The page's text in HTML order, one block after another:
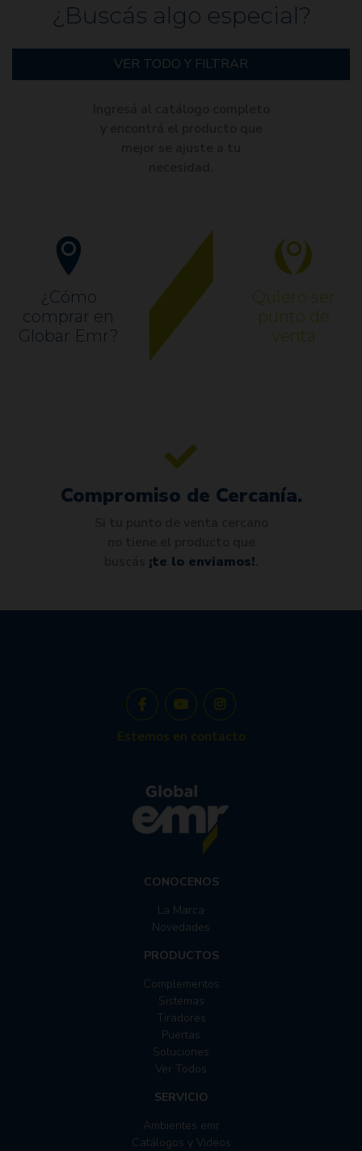
¿Buscás algo especial?
VER TODO Y FILTRAR
¿Cómo
comprar en
Globar Emr?
Quiero ser
punto de
venta
Compromiso de Cercanía.
¡te lo enviamos!
CONOCENOS
La Marca
Novedades
PRODUCTOS
Complementos
Sistemas
Tiradores
Puertas
Soluciones
Ver Todos
SERVICIO
Ambientes emr
Catálogos y Videos
Estemos en contacto